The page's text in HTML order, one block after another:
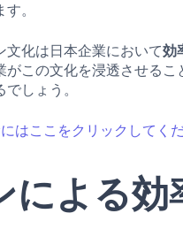
。
文化は日本企業において効
がこの文化を浸透させる
しょう。
はここをクリックしてく
による効